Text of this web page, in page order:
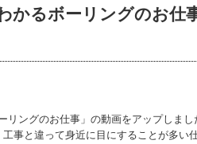
かるボーリングのお仕
ングのお仕事」の動画をアップしまし
事と違って身近に目にすることが多い